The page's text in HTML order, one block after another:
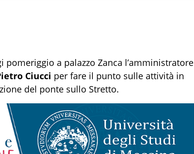
pomeriggio a palazzo Zanca l’amministratore
Ciucci per fare il punto sulle attività in
del ponte sullo Stretto.